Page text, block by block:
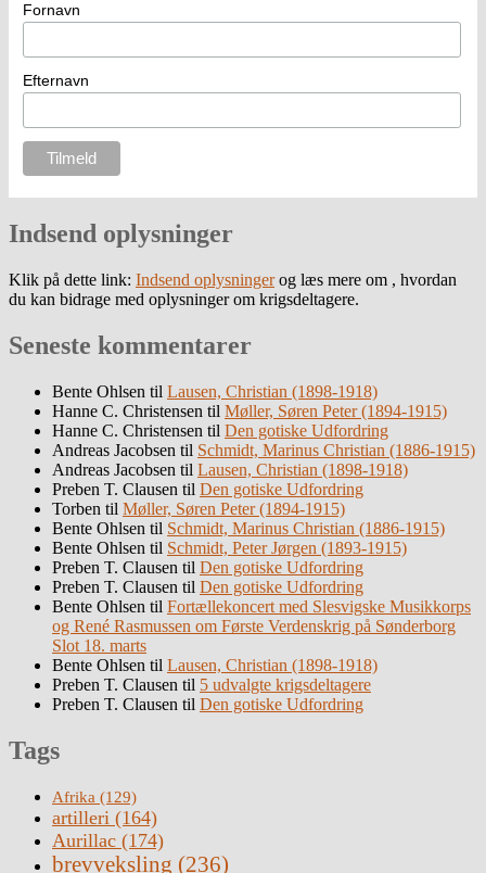
Fornavn
Efternavn
Indsend oplysninger
Klik på dette link: Indsend oplysningerog læs mere om , hvordan
du kan bidrage med oplysninger om krigsdeltagere.
Seneste kommentarer
Bente Ohlsen til Lausen, Christian (1898-1918)
Hanne C. Christensen til Møller, Søren Peter (1894-1915)
Hanne C. Christensen til Den gotiske Udfordring
Andreas Jacobsen til Schmidt, Marinus Christian (1886-1915)
Andreas Jacobsen til Lausen, Christian (1898-1918)
Preben T. Clausen til Den gotiske Udfordring
Torben til Møller, Søren Peter (1894-1915)
Bente Ohlsen til Schmidt, Marinus Christian (1886-1915)
Bente Ohlsen til Schmidt, Peter Jørgen (1893-1915)
Preben T. Clausen til Den gotiske Udfordring
Preben T. Clausen til Den gotiske Udfordring
Bente Ohlsen til Fortællekoncert med Slesvigske Musikkorps
og René Rasmussen om Første Verdenskrig på Sønderborg
Slot 18. marts
Bente Ohlsen til Lausen, Christian (1898-1918)
Preben T. Clausen til 5 udvalgte krigsdeltagere
Preben T. Clausen til Den gotiske Udfordring
Tags
Afrika (129)
artilleri (164)
Aurillac (174)
brevveksling (236)